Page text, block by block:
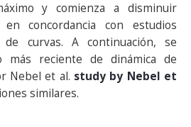
y comienza a disminuir
concordancia con estudios
curvas. A continuación, se
más reciente de dinámica de
Nebel et al. study by Nebel et
similares.